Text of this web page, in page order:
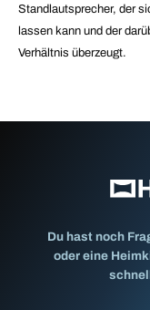
Standlautsprecher, der
lassen kann und der
Verhältnis überzeugt.
Du hast noch
oder eine